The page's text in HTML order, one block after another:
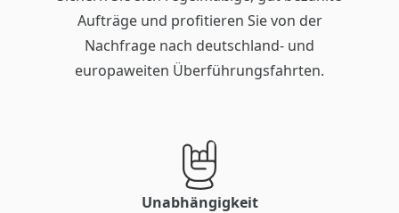
Aufträge und profitieren Sie von der
Nachfrage nach deutschland- und
europaweiten Überführungsfahrten.
Unabhängigkeit